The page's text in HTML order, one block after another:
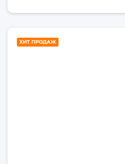
ХИТ ПРОДАЖ